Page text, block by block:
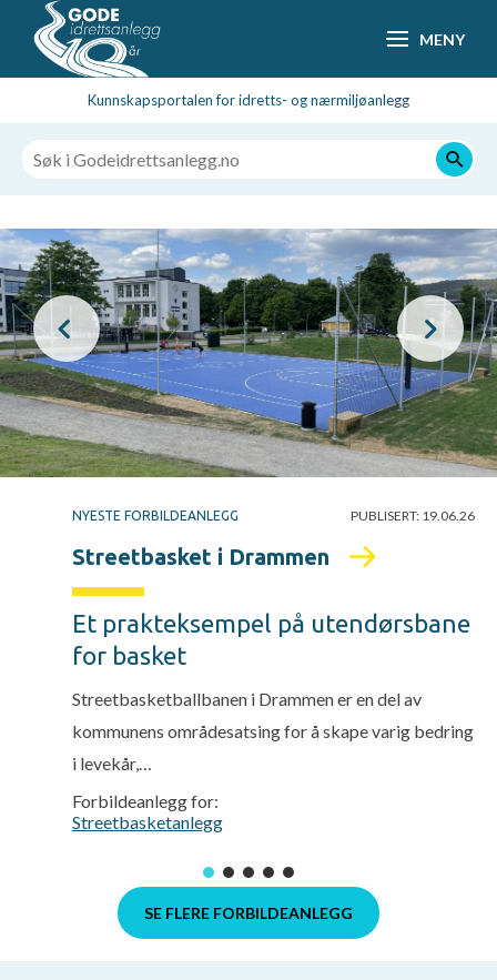
hovedsideinnhold
MENY
Kunnskapsportalen for idretts- og nærmiljøanlegg
NYESTE FORBILDEANLEGG PUBLISERT: 19.06.26
Streetbasket i Drammen
Et prakteksempel på utendørsbane
for basket
Streetbasketballbanen i Drammen er en del av
kommunens områdesatsing for å skape varig bedring
i levekår,…
Forbildeanlegg for:
Streetbasketanlegg
SE FLERE FORBILDEANLEGG